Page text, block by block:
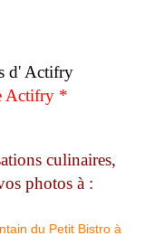
d' Actifry
Actifry *
culinaires,
photos à :